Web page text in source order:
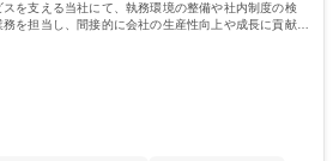
を支える当社にて、執務環境の整備や社内制度の検
を担当し、間接的に会社の生産性向上や成長に貢献し